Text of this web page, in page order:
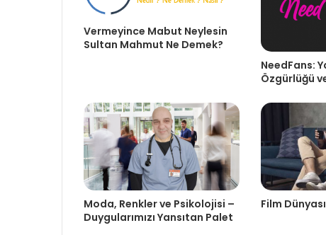
Vermeyince Mabut Neylesin
Sultan Mahmut Ne Demek?
NeedFans:
Özgürlüğü
Moda, Renkler ve Psikolojisi –
Duygularımızı Yansıtan Palet
Film